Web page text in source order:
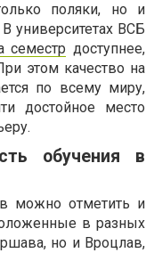
поляки, но и
университетах ВСБ
семестр доступнее,
этом качество на
по всему миру,
достойное место
обучения в
можно отметить и
в разных
но и Вроцлав,